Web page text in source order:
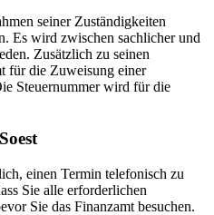
seiner Zuständigkeiten
Es wird zwischen sachlicher und
Zusätzlich zu seinen
für die Zuweisung einer
Steuernummer wird für die
einen Termin telefonisch zu
Sie alle erforderlichen
Sie das Finanzamt besuchen.